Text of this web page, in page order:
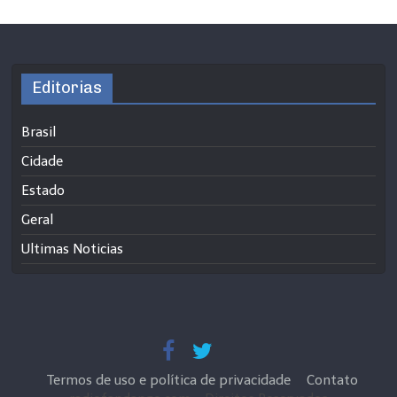
Editorias
Brasil
Cidade
Estado
Geral
Ultimas Noticias
Termos de uso e política de privacidade
Contato